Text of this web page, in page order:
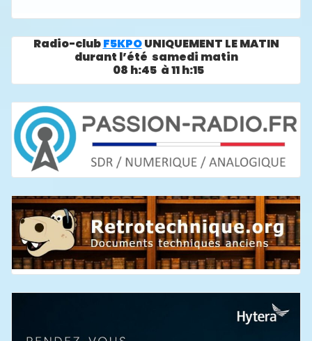
Radio-clubF5KPOUNIQUEMENT LE MATIN
durant l’été samedi matin
08 h:45 à 11 h:15